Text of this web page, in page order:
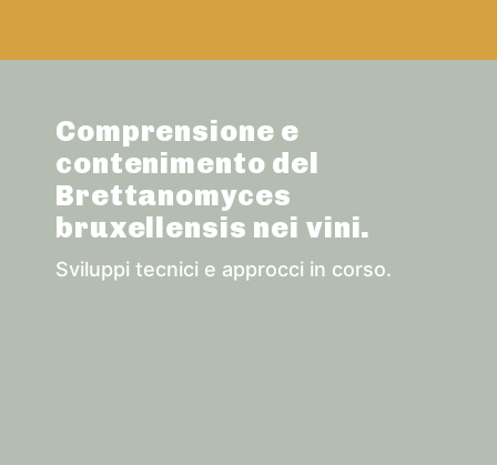
Comprensione e
contenimento del
Brettanomyces
bruxellensis nei vini.
Sviluppi tecnici e approcci in corso.